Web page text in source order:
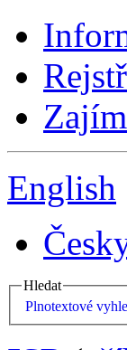
English
Hledat
Plnotextové